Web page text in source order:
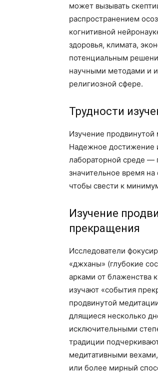
может вызывать
распространением
когнитивной
здоровья, климата,
потенциальным
научными методами и
религиозной сфере.
Трудности
Изучение продвинутой
Надежное достижение
лабораторной среде —
значительное время
чтобы свести к
Изучение
прекращения
Исследователи
«джханы» (глубокие
арками от блаженства
изучают «события
продвинутой
длящиеся несколько
исключительными
традиции
медитативными
или более мирный